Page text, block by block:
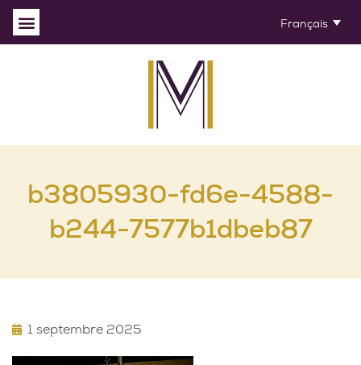
Français
b3805930-fd6e-4588-
b244-7577b1dbeb87
1 septembre 2025